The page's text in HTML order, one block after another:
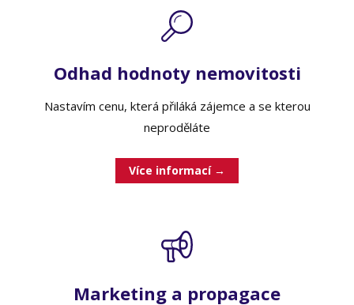
Odhad hodnoty nemovitosti
Nastavím cenu, která přiláká zájemce a se kterou
neproděláte
Více informací →
Marketing a propagace